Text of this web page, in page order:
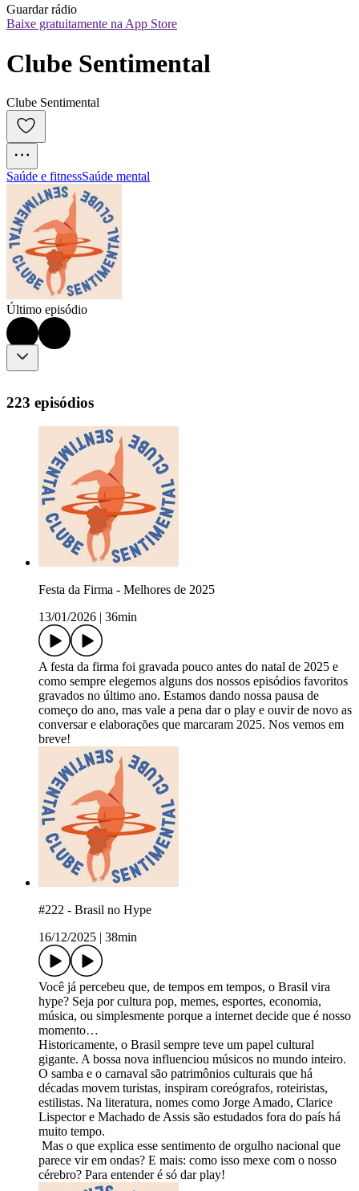
Guardar rádio
Baixe gratuitamente na App Store
Clube Sentimental
Clube Sentimental
Saúde e fitnessSaúde mental
Último episódio
223 episódios
Festa da Firma - Melhores de 2025
13/01/2026
36min
A festa da firma foi gravada pouco antes do natal de 2025 e
como sempre elegemos alguns dos nossos episódios favoritos
gravados no último ano. Estamos dando nossa pausa de
começo do ano, mas vale a pena dar o play e ouvir de novo as
conversar e elaborações que marcaram 2025. Nos vemos em
breve!
#222 - Brasil no Hype
16/12/2025
38min
Você já percebeu que, de tempos em tempos, o Brasil vira
hype? Seja por cultura pop, memes, esportes, economia,
música, ou simplesmente porque a internet decide que é nosso
momento…
Historicamente, o Brasil sempre teve um papel cultural
gigante. A bossa nova influenciou músicos no mundo inteiro.
O samba e o carnaval são patrimônios culturais que há
décadas movem turistas, inspiram coreógrafos, roteiristas,
estilistas. Na literatura, nomes como Jorge Amado, Clarice
Lispector e Machado de Assis são estudados fora do país há
muito tempo.
Mas o que explica esse sentimento de orgulho nacional que
parece vir em ondas? E mais: como isso mexe com o nosso
cérebro? Para entender é só dar play!